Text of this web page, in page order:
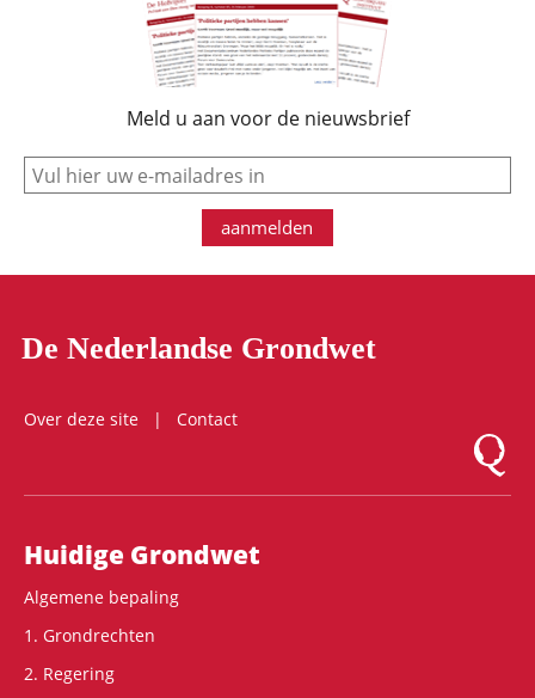
Meld u aan voor de nieuwsbrief
e-mail
aanmelden
De Nederlandse Grondwet
Over deze site
Contact
Logo
Hoofdnavigatie
Huidige Grondwet
Algemene bepaling
1. Grondrechten
2. Regering